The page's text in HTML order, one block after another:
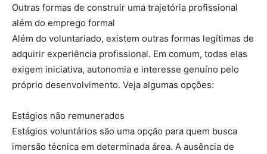
Outras formas de construir uma trajetória profissional
além do emprego formal
Além do voluntariado, existem outras formas legítimas de
adquirir experiência profissional. Em comum, todas elas
exigem iniciativa, autonomia e interesse genuíno pelo
próprio desenvolvimento. Veja algumas opções:
Estágios não remunerados
Estágios voluntários são uma opção para quem busca
imersão técnica em determinada área. A ausência de